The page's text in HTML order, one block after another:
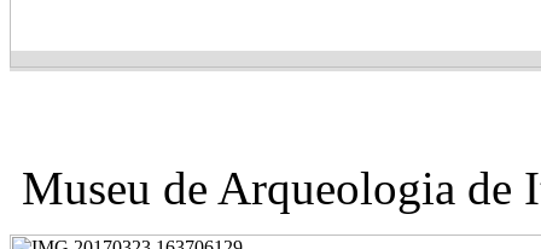
Museu de Arqueologia de